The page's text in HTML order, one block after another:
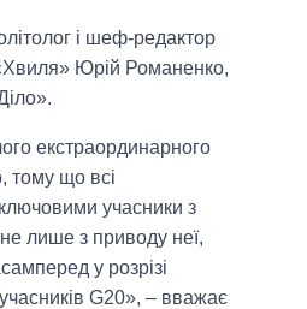
і шеф-редактор
Юрій Романенко,
екстраординарного
тому що всі
учасники з
лише з приводу неї,
у розрізі
G20», – вважає